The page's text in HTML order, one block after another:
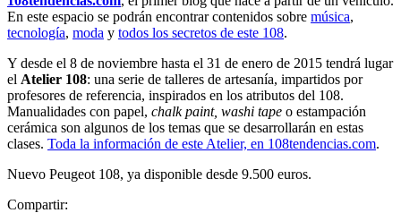
En este espacio se podrán encontrar contenidos sobre música,
tecnología, moda y todos los secretos de este 108.
Y desde el 8 de noviembre hasta el 31 de enero de 2015 tendrá lugar
el Atelier 108: una serie de talleres de artesanía, impartidos por
profesores de referencia, inspirados en los atributos del 108.
Manualidades con papel, chalk paint, washi tape o estampación
cerámica son algunos de los temas que se desarrollarán en estas
clases. Toda la información de este Atelier, en 108tendencias.com.
Nuevo Peugeot 108, ya disponible desde 9.500 euros.
Compartir: